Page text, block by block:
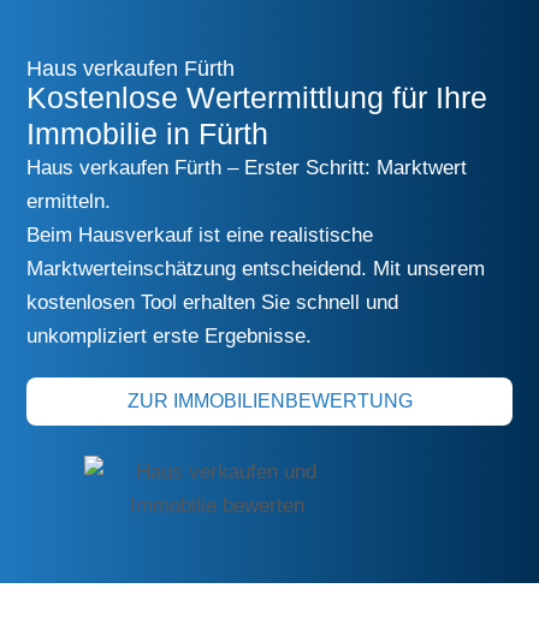
Haus verkaufen Fürth
Kostenlose Wertermittlung für Ihre
Immobilie in Fürth
Haus verkaufen Fürth – Erster Schritt: Marktwert
ermitteln.
Beim Hausverkauf ist eine realistische
Marktwerteinschätzung entscheidend. Mit unserem
kostenlosen Tool erhalten Sie schnell und
unkompliziert erste Ergebnisse.
ZUR IMMOBILIENBEWERTUNG